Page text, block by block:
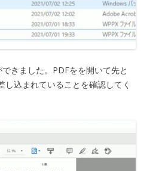
きました。PDFをを開いて先と
込まれていることを確認してく